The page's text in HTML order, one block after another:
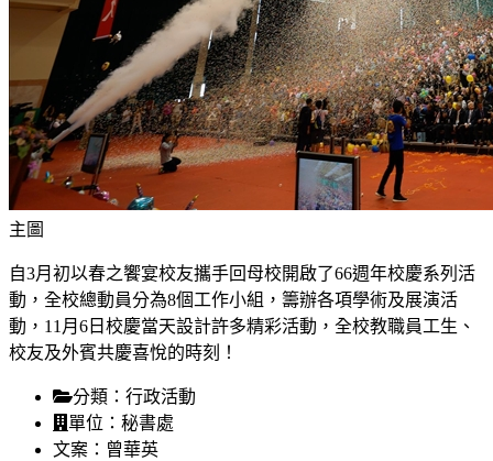
主圖
自3月初以春之饗宴校友攜手回母校開啟了66週年校慶系列活
動，全校總動員分為8個工作小組，籌辦各項學術及展演活
動，11月6日校慶當天設計許多精彩活動，全校教職員工生、
校友及外賓共慶喜悅的時刻！
分類： 行政活動
單位： 秘書處
文案： 曾華英